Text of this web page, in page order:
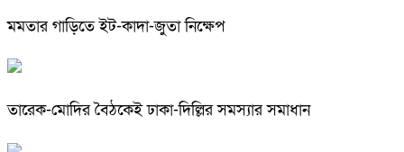
মমতার গাড়িতে ইট-কাদা-জুতা নিক্ষেপ
তারেক-মোদির বৈঠকেই ঢাকা-দিল্লির সমস্যার সমাধান